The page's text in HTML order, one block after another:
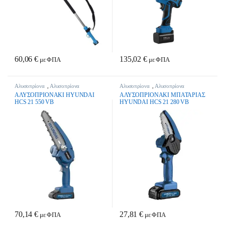
60,06€ με ΦΠΑ 135,02€με ΦΠΑ
Αλυσοπρίονα
Αλυσοπρίονα
Μπαταρίας ,Εργαλεία Κήπου &
Γεωργικά Εργαλεία ,Μηχανήματα
Κοπής Ξύλων
ΑΛΥΣΟΠΡΙΟΝΑΚΙ HYUNDAI
HCS 21 550 VB
70,14€ με ΦΠΑ
Αλυσοπρίονα
Αλυσοπρίονα
Μπαταρίας ,Εργαλεία Κήπου &
Γεωργικά Εργαλεία ,Μηχανήματα
Κοπής Ξύλων
ΑΛΥΣΟΠΡΙΟΝΑΚΙ ΜΠΑΤΑΡΙΑΣ
HYUNDAI HCS 21 280 VB
27,81€ με ΦΠΑ